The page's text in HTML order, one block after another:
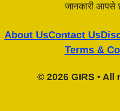
जानकारी आपसे
About UsContact Us
Terms &
© 2026 GIRS • All